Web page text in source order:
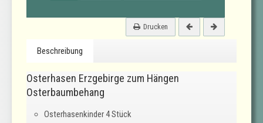
Drucken
Beschreibung
Osterhasen Erzgebirge zum Hängen
Osterbaumbehang
Osterhasenkinder 4 Stück